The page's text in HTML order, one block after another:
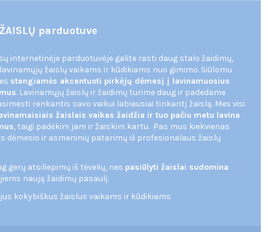
parduotuve
internetinėje parduotuvėje galite rasti daug stalo žaidimų,
žaislų vaikams ir kūdikiams nuo gimimo. Siūlomu
stengiamės akcentuoti pirkėjų dėmesį į lavinamuosius
. Lavinamųjų žaislų ir žaidimų turime daug ir padedame
renkantis savo vaikui labiausiai tinkantį žaislą. Mes visi
žaislais vaikas žaidžia ir tuo pačiu metu lavina
, taigi padėkim jam ir žaiskim kartu. Pas mus kiekvienas
dėmesio ir asmeninių patarimų iš profesionalaus žaislų
gerų atsiliepimų iš tėvelių, nes pasiūlyti žaislai sudomina
naują žaidimų pasaulį.
kokybiškus žaislus vaikams ir kūdikiams